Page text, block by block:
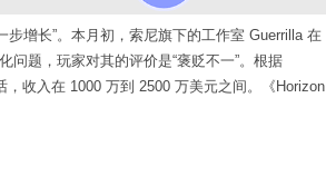
增长”。本月初，索尼旗下的工作室 Guerrilla 在
问题，玩家对其的评价是“褒贬不一”。根据
收入在 1000 万到 2500 万美元之间。《Horizon